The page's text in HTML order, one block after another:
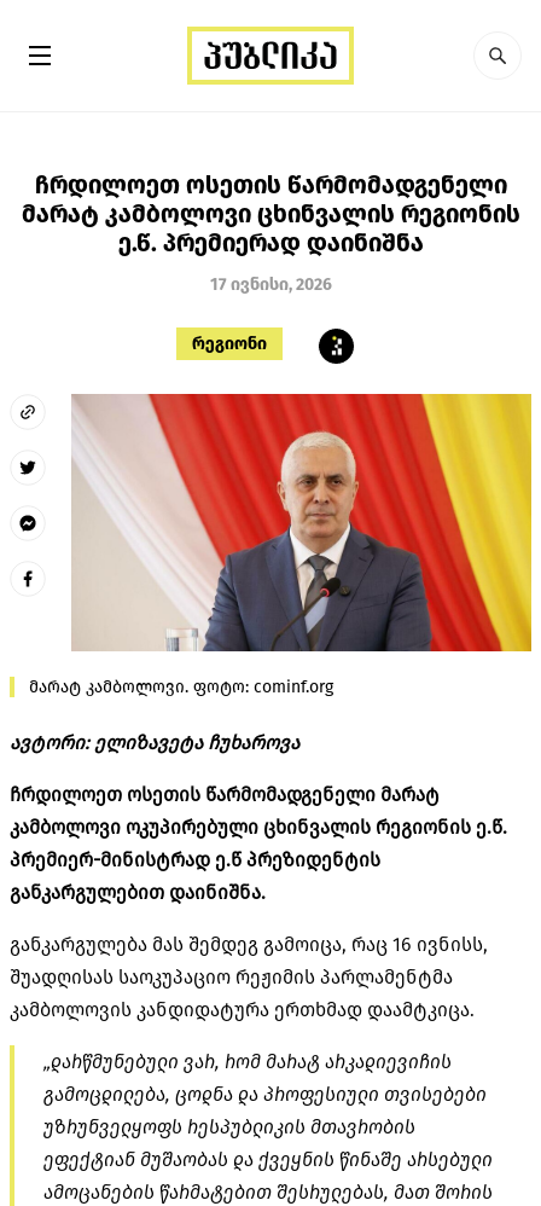
ჩრდილოეთ ოსეთის წარმომადგენელი
მარატ კამბოლოვი ცხინვალის რეგიონის
ე.წ. პრემიერად დაინიშნა
17 ივნისი, 2026
რეგიონი
მარატ კამბოლოვი. ფოტო: cominf.org
ავტორი: ელიზავეტა ჩუხაროვა
ჩრდილოეთ ოსეთის წარმომადგენელი მარატ
კამბოლოვი ოკუპირებული ცხინვალის რეგიონის ე.წ.
პრემიერ-მინისტრად ე.წ პრეზიდენტის
განკარგულებით დაინიშნა.
განკარგულება მას შემდეგ გამოიცა, რაც 16 ივნისს,
შუადღისას საოკუპაციო რეჟიმის პარლამენტმა
კამბოლოვის კანდიდატურა ერთხმად დაამტკიცა.
„დარწმუნებული ვარ, რომ მარატ არკადიევიჩის
გამოცდილება, ცოდნა და პროფესიული თვისებები
უზრუნველყოფს რესპუბლიკის მთავრობის
ეფექტიან მუშაობას და ქვეყნის წინაშე არსებული
ამოცანების წარმატებით შესრულებას, მათ შორის